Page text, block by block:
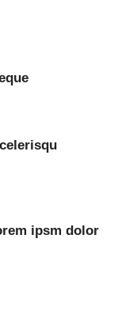
ipsm dolor